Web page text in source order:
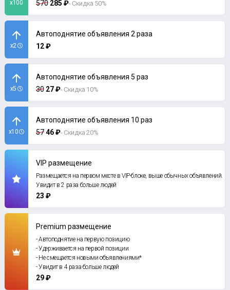
x100
570 285 ₽- Скидка 50%
x2
Автоподнятие объявления 2 раза
12 ₽
x5
Автоподнятие объявления 5 раз
30 27 ₽- Скидка 10%
x10
Автоподнятие объявления 10 раз
5746 ₽- Скидка 20%
VIP размещение
Размещается на первом месте в VIP-блоке, выше обычных объявлений.
Увидит в 2 раза больше людей
23 ₽
Premium размещение
- Автоподнятие на первую позицию
- Удерживается на первой позиции
- Не смещается новыми объявлениями*
- Увидит в 4 раза больше людей
29 ₽